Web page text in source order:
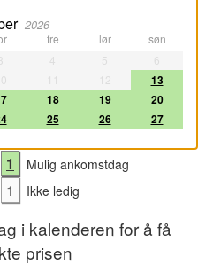
2026
fre lør
søn
3 4 5
6
11 12
13
18 19
20
25 26
27
1 Mulig ankomstdag
1 Ikke ledig
i kalenderen for å få
prisen